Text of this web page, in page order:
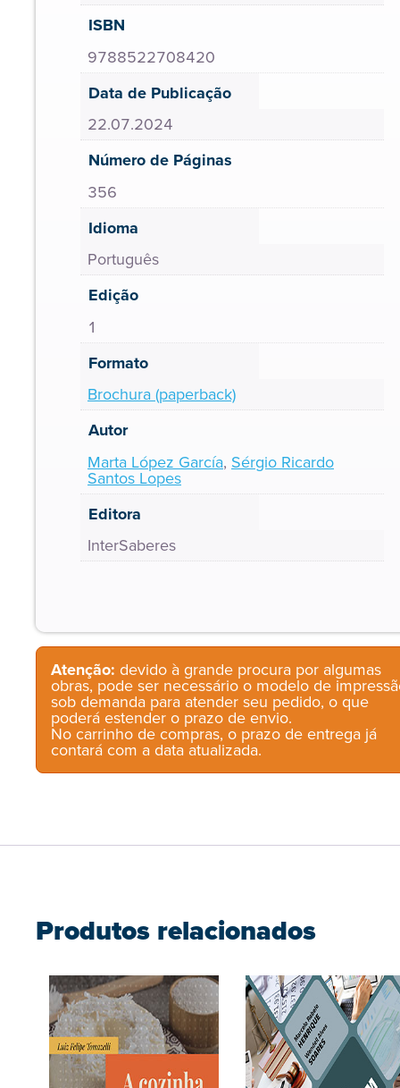
ISBN
9788522708420
Data de Publicação
22.07.2024
Número de Páginas
356
Idioma
Português
Edição
1
Formato
Brochura (paperback)
Autor
Marta López García, Sérgio Ricardo
Santos Lopes
Editora
InterSaberes
Atenção: devido à grande procura por algumas
obras, pode ser necessário o modelo de
sob demanda para atender seu pedido, o que
poderá estender o prazo de envio.
No carrinho de compras, o prazo de entrega já
contará com a data atualizada.
Produtos relacionados